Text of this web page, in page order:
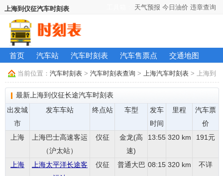
上海到仪征汽车时刻表 天气预报 今日油价 违章查询
首页 汽车站 汽车时刻表 汽车售票点 交通地图
当前位置： 汽车时刻表 > 汽车时刻表查询 > 上海汽车时刻表 > 上海到
仪征长途汽车时刻表
最新上海到仪征长途汽车时刻表
出发城
市
发车车站 终点站 车型
发车
时间
里程
汽车票
价
上海
上海巴士高速客运
（沪太站）
仪征
金龙(高
速)
13:55 320 km 191元
上海
上海太平洋长途客
仪征 普通大巴 08:15 320 km 不详